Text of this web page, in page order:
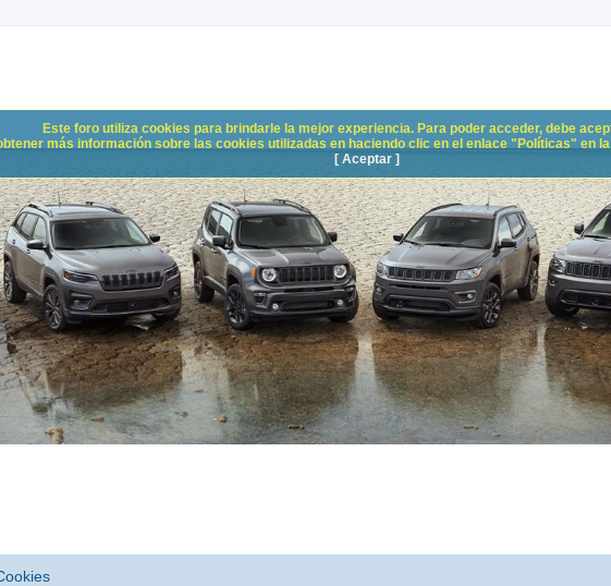
Este foro utiliza cookies para brindarle la mejor experiencia. Para poder acceder, debe
más información sobre las cookies utilizadas en haciendo clic en el enlace "Políticas" en
[ Aceptar ]